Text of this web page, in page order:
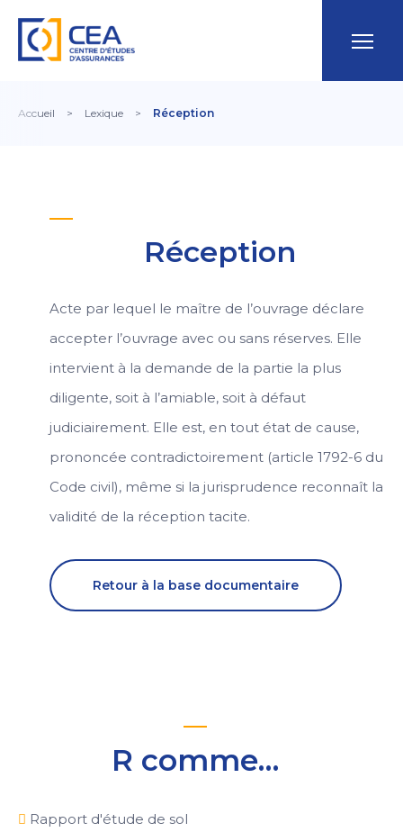
Accueil > Lexique > Réception
Réception
Acte par lequel le maître de l’ouvrage déclare
accepter l’ouvrage avec ou sans réserves. Elle
intervient à la demande de la partie la plus
diligente, soit à l’amiable, soit à défaut
judiciairement. Elle est, en tout état de cause,
prononcée contradictoirement (article 1792-6 du
Code civil), même si la jurisprudence reconnaît la
validité de la réception tacite.
Retour à la base documentaire
R comme…
Rapport d'étude de sol